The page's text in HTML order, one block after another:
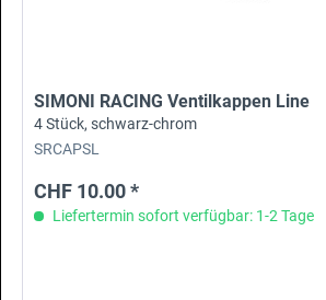
SIMONI RACING Ventilkappen Line
4 Stück, schwarz-chrom
SRCAPSL
CHF 10.00 *
Liefertermin sofort verfügbar: 1-2 Tage